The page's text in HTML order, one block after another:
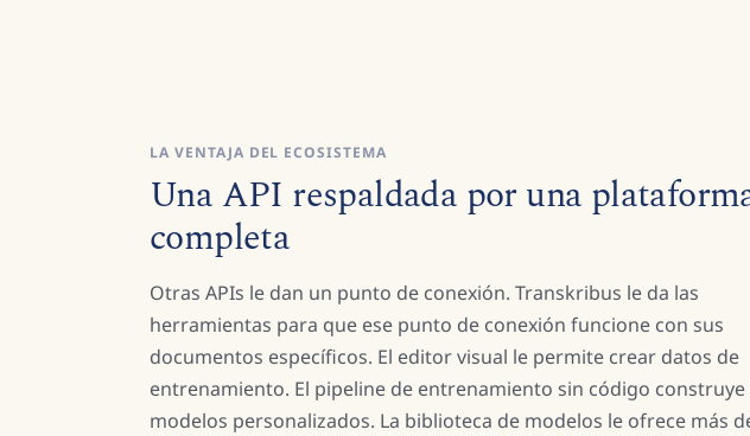
LA VENTAJA DEL ECOSISTEMA
Una API respaldada por una
completa
Otras APIs le dan un punto de conexión. Transkribus le da las
herramientas para que ese punto de conexión funcione con sus
documentos específicos. El editor visual le permite crear datos de
entrenamiento. El pipeline de entrenamiento sin código construye
modelos personalizados. La biblioteca de modelos le ofrece más